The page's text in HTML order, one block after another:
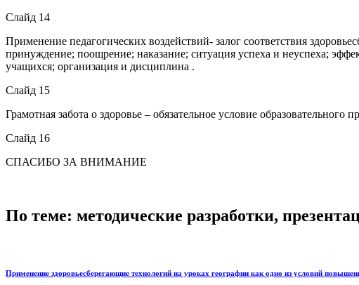
Слайд 14
Применение педагогических воздействий- залог соответствия
принуждение; поощрение; наказание; ситуация успеха и неуспеха;
учащихся; организация и дисциплина .
Слайд 15
Грамотная забота о здоровье – обязательное условие образовательного
Слайд 16
СПАСИБО ЗА ВНИМАНИЕ
По теме: методические разработки,
Применение здоровьесберегающие технологий на уроках географии как одно из условий